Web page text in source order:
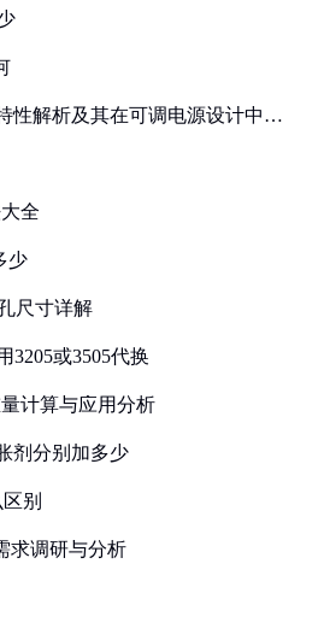
性解析及其在可调电源设计中的
全
少
尺寸详解
3205或3505代换
计算与应用分析
剂分别加多少
别
求调研与分析